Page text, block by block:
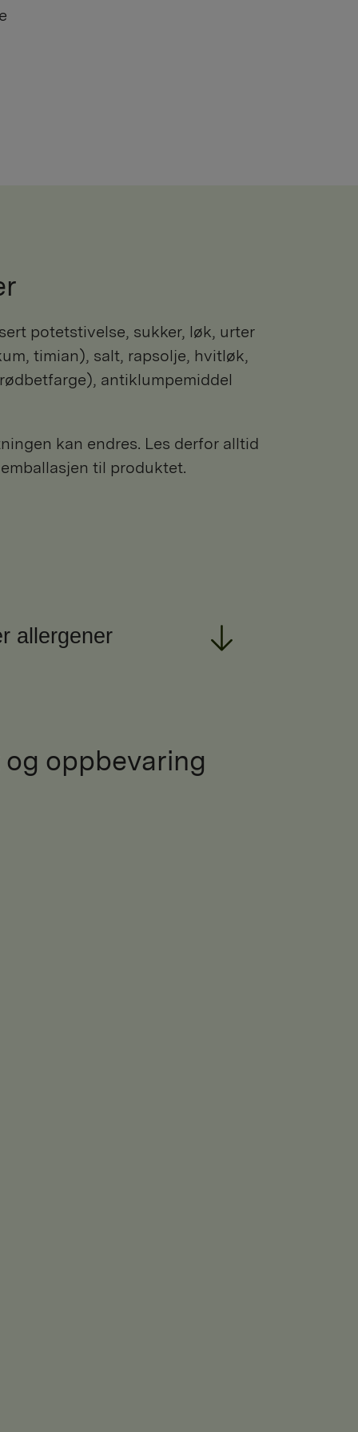
timian), salt, rapsolje, hvitløk,
antiklumpemiddel
kan endres. Les derfor alltid
til produktet.
allergener
oppbevaring